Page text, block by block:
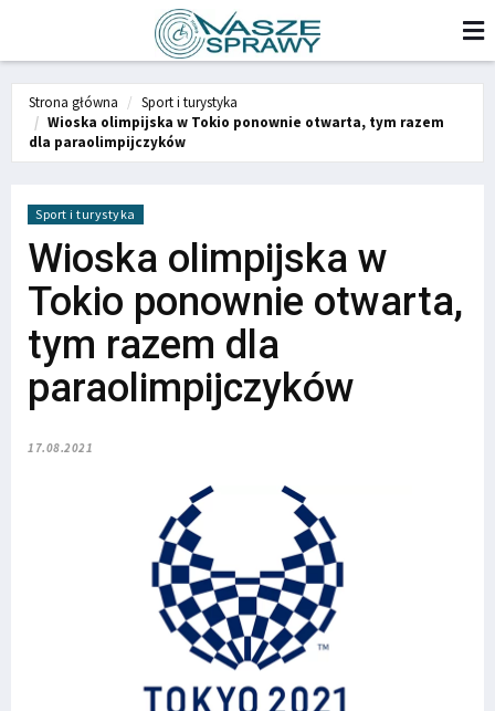
Strona główna
Sport i turystyka
Wioska olimpijska w Tokio ponownie otwarta, tym razem
dla paraolimpijczyków
Sport i turystyka
Wioska olimpijska w
Tokio ponownie otwarta,
tym razem dla
paraolimpijczyków
17.08.2021